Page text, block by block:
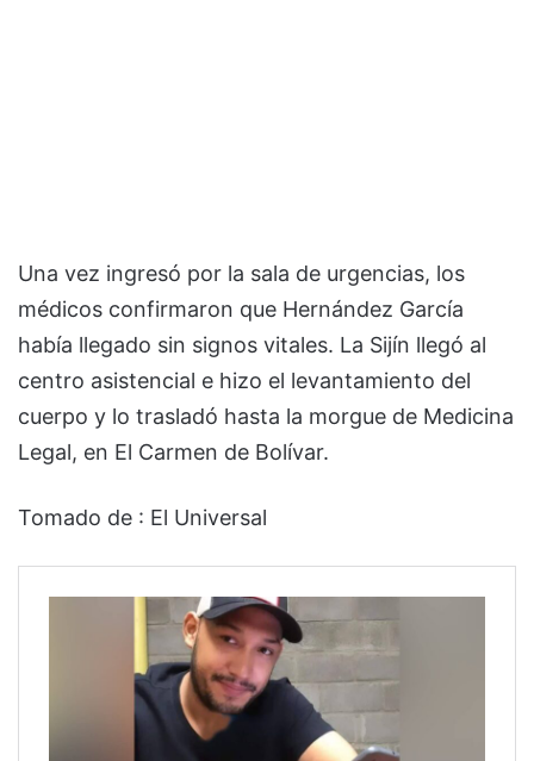
Una vez ingresó por la sala de urgencias, los
médicos confirmaron que Hernández García
había llegado sin signos vitales. La Sijín llegó al
centro asistencial e hizo el levantamiento del
cuerpo y lo trasladó hasta la morgue de Medicina
Legal, en El Carmen de Bolívar.
Tomado de : El Universal